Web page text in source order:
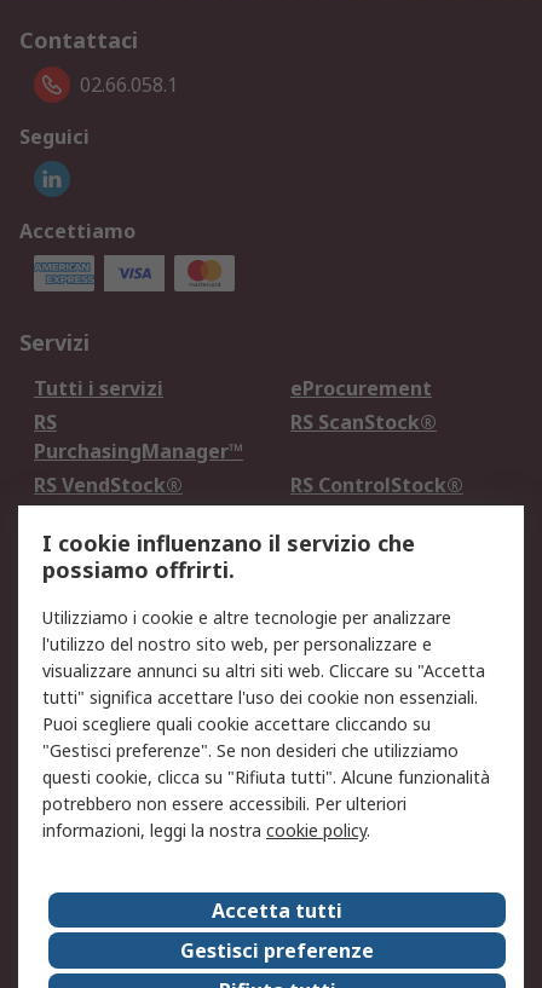
Contattaci
02.66.058.1
Seguici
Accettiamo
Servizi
Tutti i servizi
eProcurement
RS
PurchasingManager™
RS ScanStock®
RS VendStock®
RS ControlStock®
Legale
Informativa Cookie
Informativa Privacy -
Aggiornata
Email Security
Termini d'uso
Condizioni di vendita
Condizioni generali di
servizio
Etica e responsabilità
Chi Siamo
Chi Siamo
Contattaci
Supporto
ESG
Carriere
RS Group
I cookie influenzano il servizio che
possiamo offrirti.
Utilizziamo i cookie e altre tecnologie per analizzare
l'utilizzo del nostro sito web, per personalizzare e
visualizzare annunci su altri siti web. Cliccare su "Accetta
tutti" significa accettare l'uso dei cookie non essenziali.
Puoi scegliere quali cookie accettare cliccando su
"Gestisci preferenze". Se non desideri che utilizziamo
questi cookie, clicca su "Rifiuta tutti". Alcune funzionalità
potrebbero non essere accessibili. Per ulteriori
informazioni, leggi la nostra cookie policy.
Accetta tutti
Gestisci preferenze